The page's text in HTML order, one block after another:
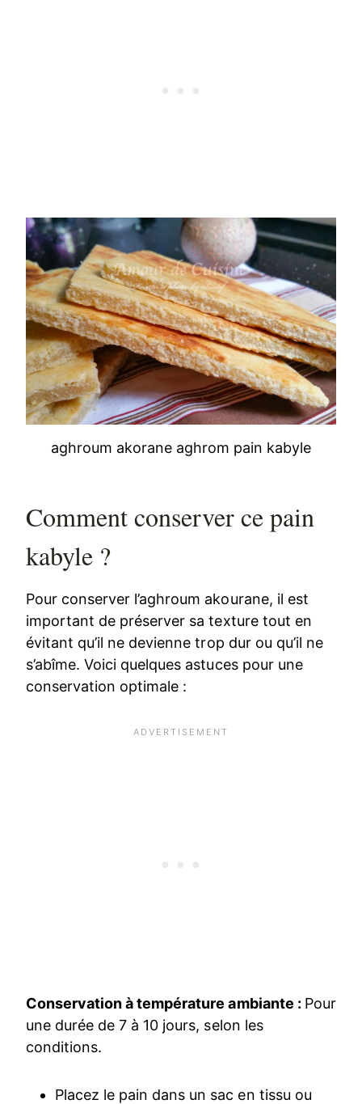
aghroum akorane aghrom pain kabyle
Comment conserver ce pain
kabyle ?
Pour conserver l’aghroum akourane, il est
important de préserver sa texture tout en
évitant qu’il ne devienne trop dur ou qu’il ne
s’abîme. Voici quelques astuces pour une
conservation optimale :
Conservation à température ambiante : Pour
une durée de 7 à 10 jours, selon les
conditions.
Placez le pain dans un sac en tissu ou